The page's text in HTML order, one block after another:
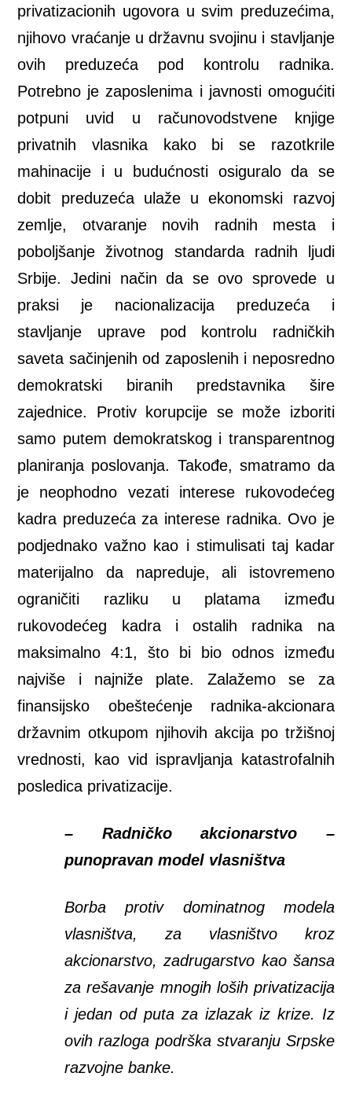
privatizacionih ugovora u svim preduzećima,
njihovo vraćanje u državnu svojinu i stavljanje
ovih preduzeća pod kontrolu radnika.
Potrebno je zaposlenima i javnosti omogućiti
potpuni uvid u računovodstvene knjige
privatnih vlasnika kako bi se razotkrile
mahinacije i u budućnosti osiguralo da se
dobit preduzeća ulaže u ekonomski razvoj
zemlje, otvaranje novih radnih mesta i
poboljšanje životnog standarda radnih ljudi
Srbije. Jedini način da se ovo sprovede u
praksi je nacionalizacija preduzeća i
stavljanje uprave pod kontrolu radničkih
saveta sačinjenih od zaposlenih i neposredno
demokratski biranih predstavnika šire
zajednice. Protiv korupcije se može izboriti
samo putem demokratskog i transparentnog
planiranja poslovanja. Takođe, smatramo da
je neophodno vezati interese rukovodećeg
kadra preduzeća za interese radnika. Ovo je
podjednako važno kao i stimulisati taj kadar
materijalno da napreduje, ali istovremeno
ograničiti razliku u platama između
rukovodećeg kadra i ostalih radnika na
maksimalno 4:1, što bi bio odnos između
najviše i najniže plate. Zalažemo se za
finansijsko obeštećenje radnika-akcionara
državnim otkupom njihovih akcija po tržišnoj
vrednosti, kao vid ispravljanja katastrofalnih
posledica privatizacije.
– Radničko akcionarstvo –
punopravan model vlasništva
Borba protiv dominatnog modela
vlasništva, za vlasništvo kroz
akcionarstvo, zadrugarstvo kao šansa
za rešavanje mnogih loših privatizacija
i jedan od puta za izlazak iz krize. Iz
ovih razloga podrška stvaranju Srpske
razvojne banke.